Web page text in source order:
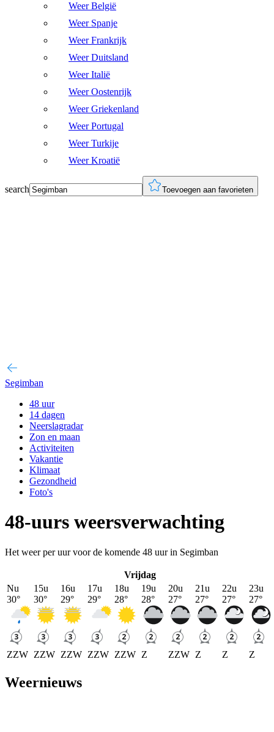
Weer België
Weer Spanje
Weer Frankrijk
Weer Duitsland
Weer Italië
Weer Oostenrijk
Weer Griekenland
Weer Portugal
Weer Turkije
Weer Kroatië
search Toevoegen aan favorieten
Segimban
48 uur
14 dagen
Neerslagradar
Zon en maan
Activiteiten
Vakantie
Klimaat
Gezondheid
Foto's
48-uurs weersverwachting
Het weer per uur voor de komende 48 uur in Segimban
Vrijdag
Nu
30°
ZZW
15u
30°
ZZW
16u
29°
ZZW
17u
29°
ZZW
18u
28°
ZZW
19u
28°
Z
20u
27°
ZZW
21u
27°
Z
22u
27°
Z
23u
27°
Z
Weernieuws